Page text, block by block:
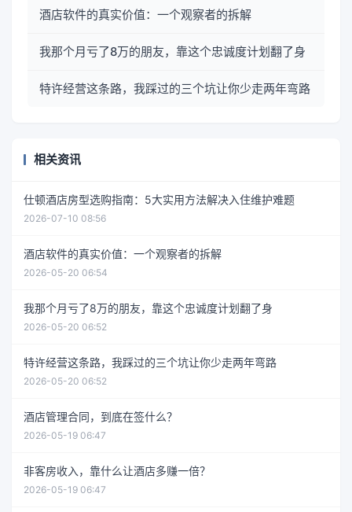
酒店软件的真实价值：一个观察者的拆解
我那个月亏了8万的朋友，靠这个忠诚度计划翻了身
特许经营这条路，我踩过的三个坑让你少走两年弯路
相关资讯
仕顿酒店房型选购指南：5大实用方法解决入住维护难题
2026-07-10 08:56
酒店软件的真实价值：一个观察者的拆解
2026-05-20 06:54
我那个月亏了8万的朋友，靠这个忠诚度计划翻了身
2026-05-20 06:52
特许经营这条路，我踩过的三个坑让你少走两年弯路
2026-05-20 06:52
酒店管理合同，到底在签什么？
2026-05-19 06:47
非客房收入，靠什么让酒店多赚一倍？
2026-05-19 06:47